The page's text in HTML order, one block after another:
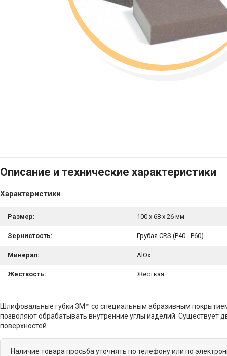
Описание и технические характеристики
Характеристики
Размер: 100 x 68 x 26 мм
Зернистость: Грубая CRS (P40 - P60)
Минерал: AlOx
Жесткость: Жесткая
Шлифовальные губки 3M™ со специальным абразивным
позволяют обрабатывать внутренние углы изделий. Существует
поверхностей.
Наличие товара просьба уточнять по телефону или по